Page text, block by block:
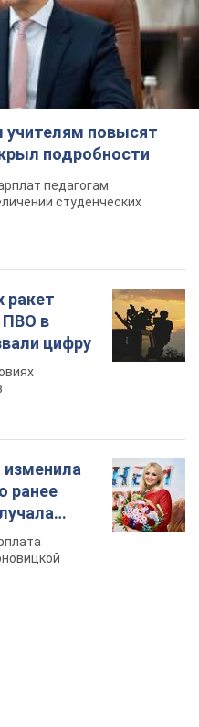
учителям повысят
подробности
педагогам
студенческих
ракет
ПВО в
цифру
изменила
ранее